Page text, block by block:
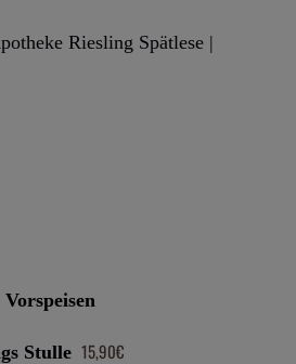
Riesling Spätlese|
Vorspeisen
Stulle 15,90€